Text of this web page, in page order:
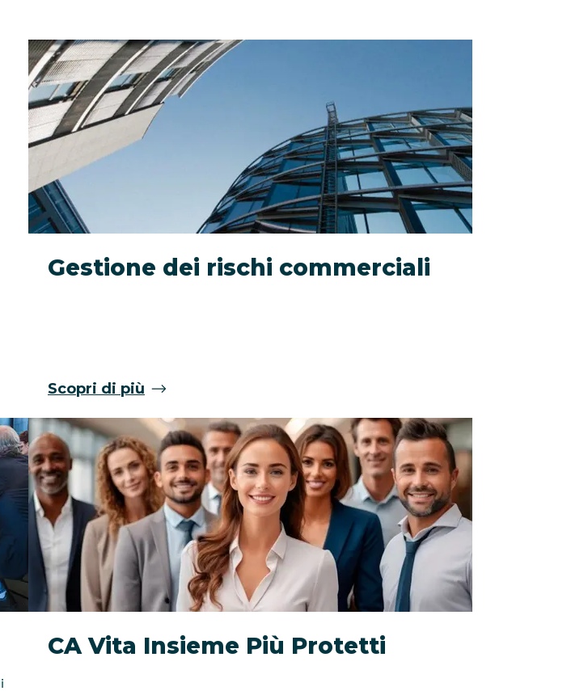
Gestione dei rischi commerciali
Scopri di più
CA Vita Insieme Più Protetti